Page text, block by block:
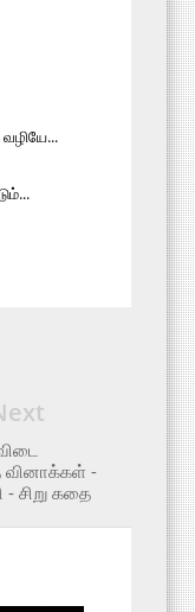
வினாக்கள் -
- சிறு கதை